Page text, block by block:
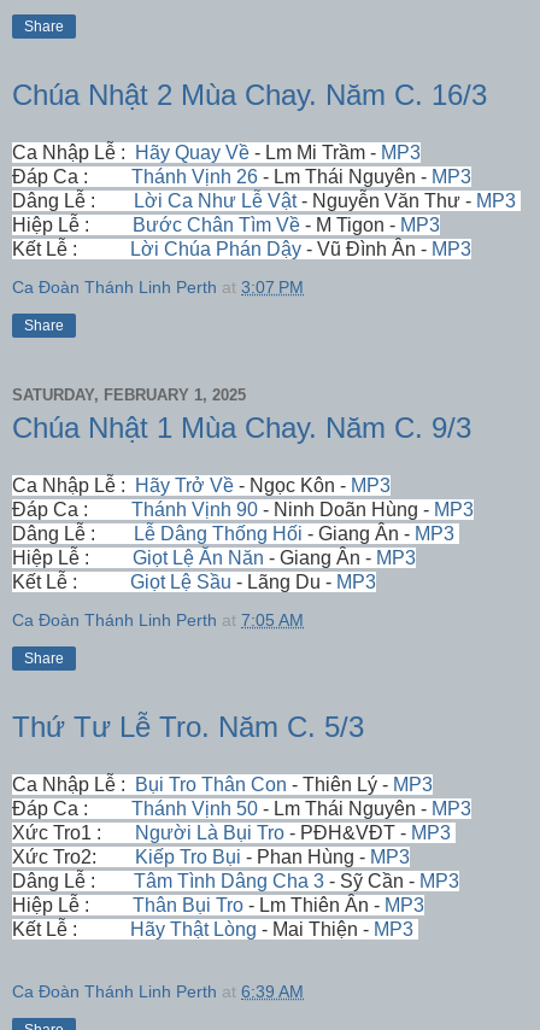
Share
Chúa Nhật 2 Mùa Chay. Năm C. 16/3
Ca Nhập Lễ : Hãy Quay Về - Lm Mi Trầm - MP3
Đáp Ca :
Thánh Vịnh 26 - Lm Thái Nguyên - MP3
Dâng Lễ :
Lời Ca Như Lễ Vật- Nguyễn Văn Thư - MP3
Hiệp Lễ :
Bước Chân Tìm Về - M Tigon - MP3
Kết Lễ :
Lời Chúa Phán Dậy - Vũ Đình Ân - MP3
Ca Đoàn Thánh Linh Perth at 3:07 PM
Share
SATURDAY, FEBRUARY 1, 2025
Chúa Nhật 1 Mùa Chay. Năm C. 9/3
Ca Nhập Lễ : Hãy Trở Về - Ngọc Kôn - MP3
Đáp Ca :
Thánh Vịnh 90 - Ninh Doãn Hùng - MP3
Dâng Lễ :
Lễ Dâng Thống Hối - Giang Ân - MP3
Hiệp Lễ : Giọt Lệ Ăn Năn - Giang Ân - MP3
Kết Lễ : Giọt Lệ Sầu - Lãng Du - MP3
Ca Đoàn Thánh Linh Perth at 7:05 AM
Share
Thứ Tư Lễ Tro. Năm C. 5/3
Ca Nhập Lễ : Bụi Tro Thân Con - Thiên Lý - MP3
Đáp Ca :
Thánh Vịnh 50 - Lm Thái Nguyên - MP3
Xức Tro1 :
Người Là Bụi Tro - PĐH&VĐT - MP3
Xức Tro2:
Kiếp Tro Bụi - Phan Hùng - MP3
Dâng Lễ : Tâm Tình Dâng Cha 3 - Sỹ Cần - MP3
Hiệp Lễ :
Thân Bụi Tro - Lm Thiên Ân - MP3
Kết Lễ :
Hãy Thật Lòng - Mai Thiện - MP3
Ca Đoàn Thánh Linh Perth at 6:39 AM